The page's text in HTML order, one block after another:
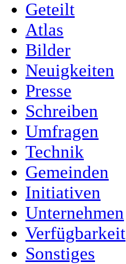
Geteilt
Atlas
Bilder
Neuigkeiten
Presse
Schreiben
Umfragen
Technik
Gemeinden
Initiativen
Unternehmen
Verfügbarkeit
Sonstiges